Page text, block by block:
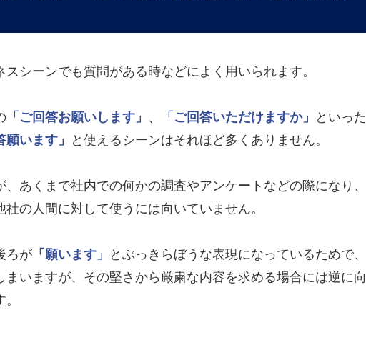
スシーンでも質問がある時などによく用いられます。
「ご回答お願いします」 、 「ご回答いただけますか」
といった
願います」 と使えるシーンはそれほど多くありません。
あくまで社内での何かの調査やアンケートなどの際になり、
の人間に対して使うには向いていません。
ろが 「願います」
とぶっきらぼうな表現になっているためで、
いますが、その堅さから厳粛な内容を求める場合には逆に向